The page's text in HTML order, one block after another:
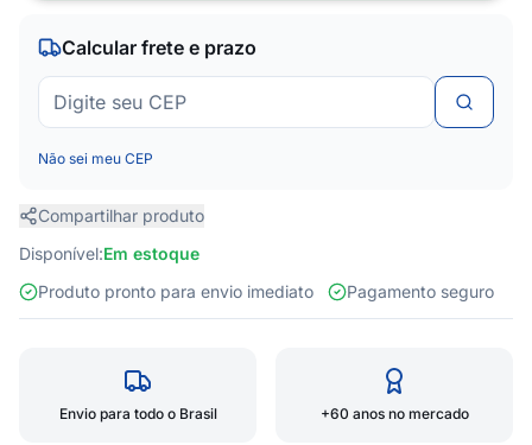
Calcular frete e prazo
Não sei meu CEP
Compartilhar produto
Disponível:Em estoque
Produto pronto para envio imediato
Pagamento seguro
Envio para todo o Brasil +60 anos no mercado